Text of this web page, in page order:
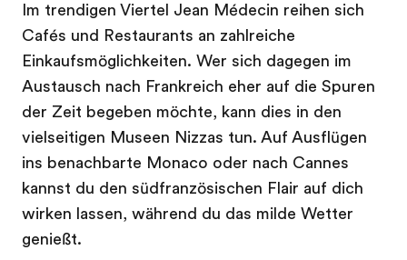
Im trendigen Viertel Jean Médecin reihen sich
Cafés und Restaurants an zahlreiche
Einkaufsmöglichkeiten. Wer sich dagegen im
Austausch nach Frankreich eher auf die Spuren
der Zeit begeben möchte, kann dies in den
vielseitigen Museen Nizzas tun. Auf Ausflügen
ins benachbarte Monaco oder nach Cannes
kannst du den südfranzösischen Flair auf dich
wirken lassen, während du das milde Wetter
genießt.